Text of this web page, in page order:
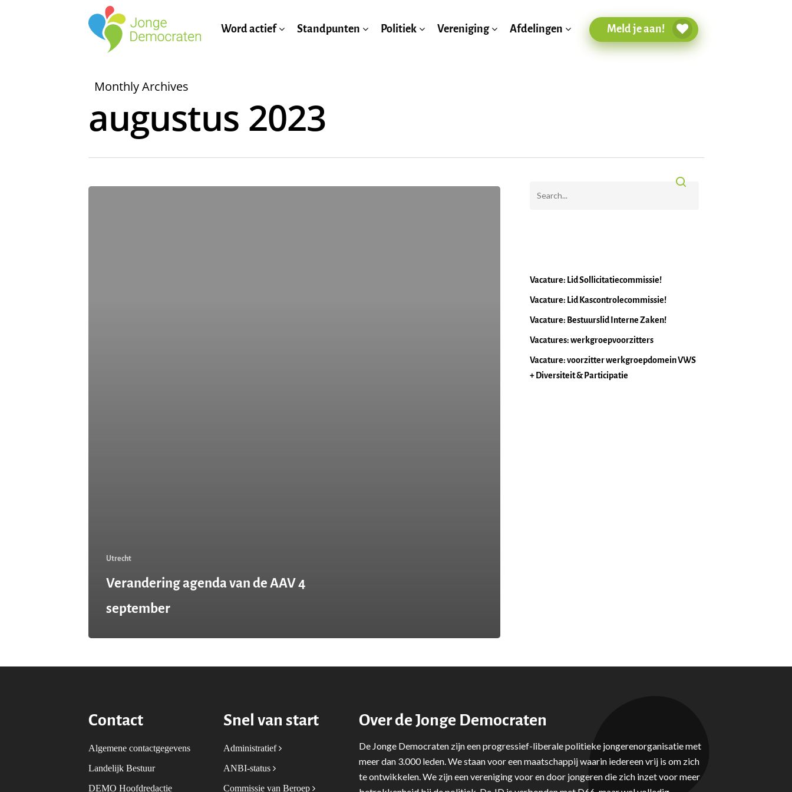
Word actief Standpunten Politiek Vereniging Afdelingen Meld je aan!
Monthly Archives
augustus 2023
Utrecht
Verandering agenda van de AAV 4
september
Vacature: Lid Sollicitatiecommissie!
Vacature: Lid Kascontrolecommissie!
Vacature: Bestuurslid Interne Zaken!
Vacatures: werkgroepvoorzitters
Vacature: voorzitter werkgroepdomein VWS
+ Diversiteit & Participatie
Contact
Algemene contactgegevens
Landelijk Bestuur
DEMO Hoofdredactie
Snel van start
Administratief
ANBI-status
Commissie van Beroep
Over de Jonge Democraten
De Jonge Democraten zijn een progressief-liberale politieke jongerenorganisatie met
meer dan 3.000 leden. We staan voor een maatschappij waarin iedereen vrij is om zich
te ontwikkelen. We zijn een vereniging voor en door jongeren die zich inzet voor meer